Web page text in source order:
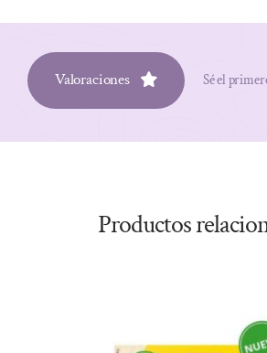
Valoraciones Sé el
Productos